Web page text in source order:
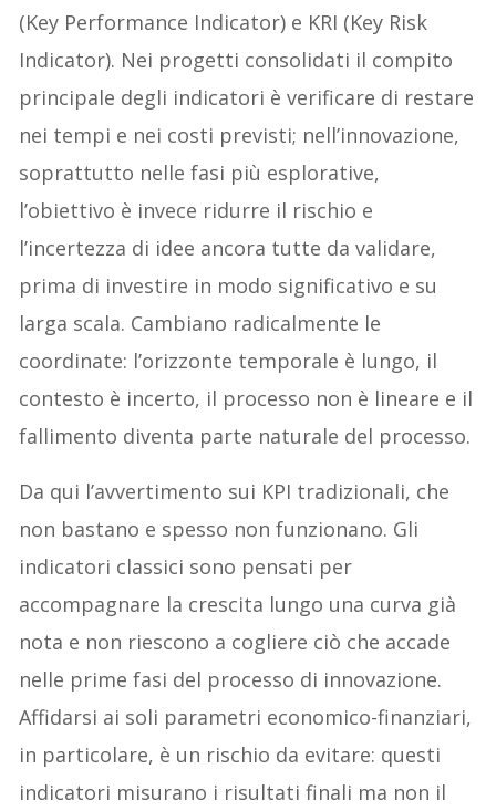
(Key Performance Indicator) e KRI (Key Risk
Indicator). Nei progetti consolidati il compito
principale degli indicatori è verificare di restare
nei tempi e nei costi previsti; nell’innovazione,
soprattutto nelle fasi più esplorative,
l’obiettivo è invece ridurre il rischio e
l’incertezza di idee ancora tutte da validare,
prima di investire in modo significativo e su
larga scala. Cambiano radicalmente le
coordinate: l’orizzonte temporale è lungo, il
contesto è incerto, il processo non è lineare e il
fallimento diventa parte naturale del processo.
Da qui l’avvertimento sui KPI tradizionali, che
non bastano e spesso non funzionano. Gli
indicatori classici sono pensati per
accompagnare la crescita lungo una curva già
nota e non riescono a cogliere ciò che accade
nelle prime fasi del processo di innovazione.
Affidarsi ai soli parametri economico-finanziari,
in particolare, è un rischio da evitare: questi
indicatori misurano i risultati finali ma non il